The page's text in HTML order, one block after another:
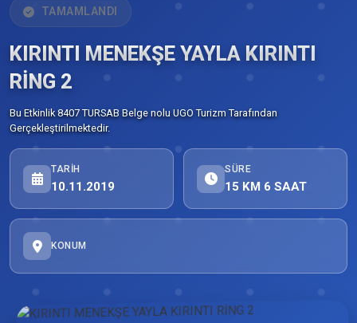
TAMAMLANDI
KIRINTI MENEKŞE YAYLA KIRINTI
RİNG 2
Bu Etkinlik 8407 TURSAB Belge nolu UGO Turizm Tarafından
Gerçekleştirilmektedir.
TARIH
10.11.2019
SÜRE
15 KM 6 SAAT
KONUM